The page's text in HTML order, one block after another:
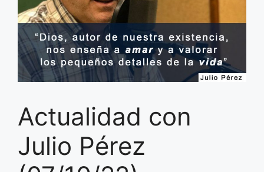
Actualidad con
Julio Pérez